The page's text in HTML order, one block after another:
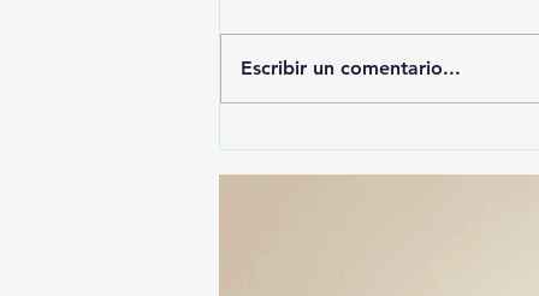
🚨🚔 CAPTURAN EN PUEBLA
A PRESUNTO
Escribir un comentario...